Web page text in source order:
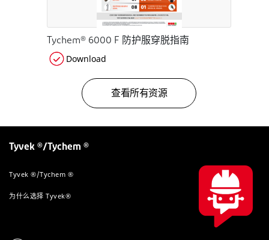
Tychem® 6000 F 防护服穿脱指南
Download
查看所有资源
Tyvek ®/Tychem ®
Tyvek ®/Tychem ®
为什么选择 Tyvek®